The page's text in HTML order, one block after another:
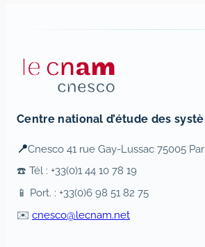
Centre national d’étude des
📍Cnesco 41 rue Gay-Lussac 75005
☎️ Tél : +33(0)1 44 10 78 19
📱 Port. : +33(0)6 98 51 82 75
✉️ cnesco@lecnam.net